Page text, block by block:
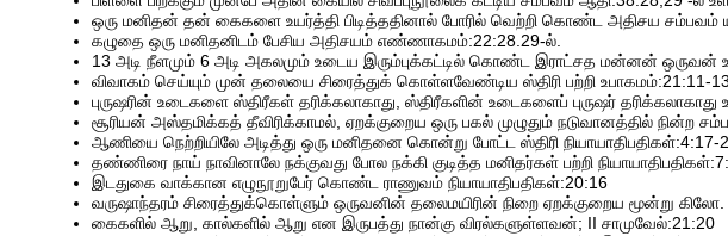
ஒரு மனிதன் தன் கைகளை உயர்த்தி பிடித்ததினால் போரில் வெற்றி கொண்ட அதிசய சம்பவம்
கழுதை ஒரு மனிதனிடம் பேசிய அதிசயம் எண்ணாகமம்:22:28.29-ல்.
13 அடி நீளமும் 6 அடி அகலமும் உடைய இரும்புக்கட்டில் கொண்ட இராட்சத மன்னன் ஒருவன்
விவாகம் செய்யும் முன் தலையை சிரைத்துக் கொள்ளவேண்டிய ஸ்திரி பற்றி உபாகமம்:21:11-
புருஷரின் உடைகளை ஸ்திரீகள் தரிக்கலாகாது, ஸ்திரீகளின் உடைகளைப் புருஷர் தரிக்கலாகாது
சூரியன் அஸ்தமிக்கத் தீவிரிக்காமல், ஏறக்குறைய ஒரு பகல் முழுதும் நடுவானத்தில் நின்ற
ஆணியை நெற்றியிலே அடித்து ஒரு மனிதனை கொன்று போட்ட ஸ்திரி நியாயாதிபதிகள்:4:17-
தண்ணிரை நாய் நாவினாலே நக்குவது போல நக்கி குடித்த மனிதர்கள் பற்றி
இடதுகை வாக்கான எழுநூறுபேர் கொண்ட ராணுவம் நியாயாதிபதிகள்:20:16
வருஷாந்தரம் சிரைத்துக்கொள்ளும் ஒருவனின் தலைமயிரின் நிறை ஏறக்குறைய மூன்று கிலோ.
கைகளில் ஆறு, கால்களில் ஆறு என இருபத்து நான்கு விரல்களுள்ளவன்; II சாமுவேல்:21:20